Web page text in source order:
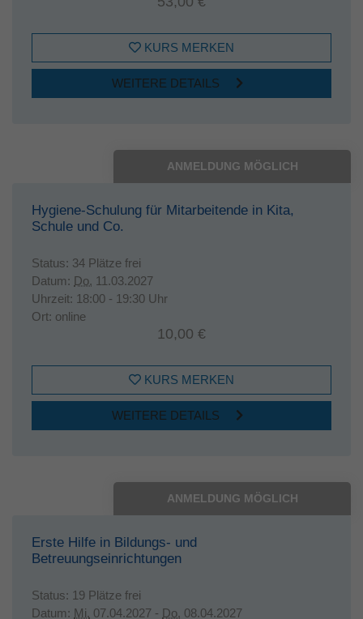
KURS MERKEN
WEITERE DETAILS
ANMELDUNG MÖGLICH
Hygiene-Schulung für Mitarbeitende in Kita,
Schule und Co.
Status: 34 Plätze frei
Datum: Do. 11.03.2027
Uhrzeit: 18:00 - 19:30 Uhr
Ort: online
10,00 €
KURS MERKEN
WEITERE DETAILS
ANMELDUNG MÖGLICH
Erste Hilfe in Bildungs- und
Betreuungseinrichtungen
Status: 19 Plätze frei
Datum: Mi. 07.04.2027 - Do. 08.04.2027